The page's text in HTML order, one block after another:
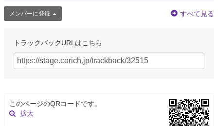
メンバーに登録 すべて見る
トラックバックURLはこちら
このページのQRコードです。
拡大